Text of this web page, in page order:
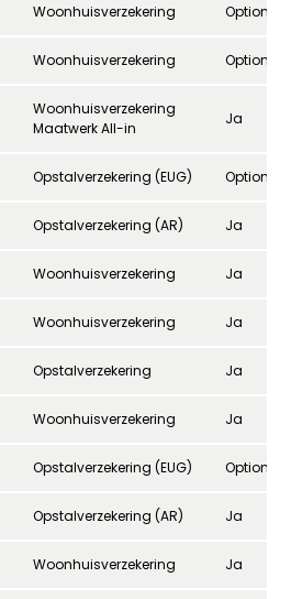
Woonhuisverzekering Optioneel
Woonhuisverzekering Optioneel
Woonhuisverzekering
Maatwerk All-in
Ja
Opstalverzekering (EUG) Optioneel
Opstalverzekering (AR) Ja
Woonhuisverzekering Ja
Woonhuisverzekering Ja
Opstalverzekering Ja
Woonhuisverzekering Ja
Opstalverzekering (EUG) Optioneel
Opstalverzekering (AR) Ja
Woonhuisverzekering Ja